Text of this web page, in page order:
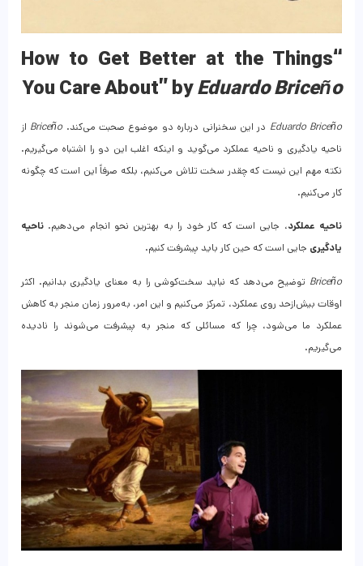
“How to Get Better at the Things
You Care About” byEduardo Briceño
Eduardo Briceño در این سخنرانی درباره دو موضوع صحبت می‌کند. Briceño از
ناحیه یادگیری و ناحیه عملکرد می‌گوید و اینکه اغلب این دو را اشتباه می‌گیریم.
نکته مهم این نیست که چقدر سخت تلاش می‌کنیم، بلکه صرفاً این است که چگونه
کار می‌کنیم.
ناحیه عملکرد، جایی است که کار خود را به بهترین نحو انجام می‌دهیم. ناحیه
یادگیری جایی است که حین کار باید پیشرفت کنیم.
Briceño توضیح می‌دهد که نباید سخت‌کوشی را به معنای یادگیری بدانیم. اکثر
اوقات بیش‌ازحد روی عملکرد، تمرکز می‌کنیم و این امر، به‌مرور زمان منجر به کاهش
عملکرد ما می‌شود، چرا که مسائلی که منجر به پیشرفت می‌شوند را نادیده
می‌گیریم.